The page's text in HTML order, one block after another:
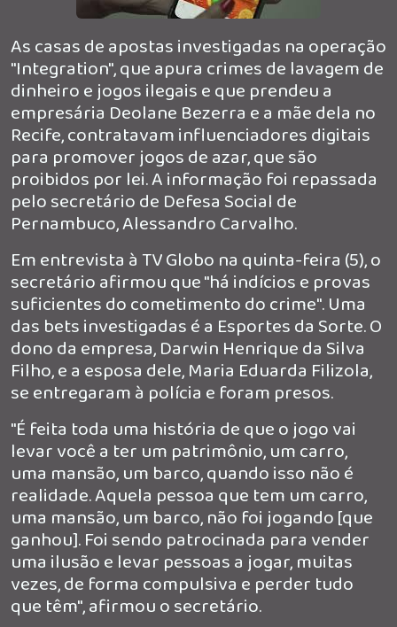
As casas de apostas investigadas na operação
"Integration", que apura crimes de lavagem de
dinheiro e jogos ilegais e que prendeu a
empresária Deolane Bezerra e a mãe dela no
Recife, contratavam influenciadores digitais
para promover jogos de azar, que são
proibidos por lei. A informação foi repassada
pelo secretário de Defesa Social de
Pernambuco, Alessandro Carvalho.
Em entrevista à TV Globo na quinta-feira (5), o
secretário afirmou que "há indícios e provas
suficientes do cometimento do crime". Uma
das bets investigadas é a Esportes da Sorte. O
dono da empresa, Darwin Henrique da Silva
Filho, e a esposa dele, Maria Eduarda Filizola,
se entregaram à polícia e foram presos.
"É feita toda uma história de que o jogo vai
levar você a ter um patrimônio, um carro,
uma mansão, um barco, quando isso não é
realidade. Aquela pessoa que tem um carro,
uma mansão, um barco, não foi jogando [que
ganhou]. Foi sendo patrocinada para vender
uma ilusão e levar pessoas a jogar, muitas
vezes, de forma compulsiva e perder tudo
que têm", afirmou o secretário.